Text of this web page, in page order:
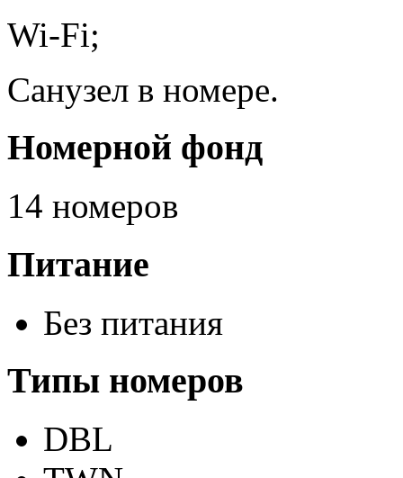
Wi-Fi;
Санузел в номере.
Номерной фонд
14 номеров
Питание
Без питания
Типы номеров
DBL